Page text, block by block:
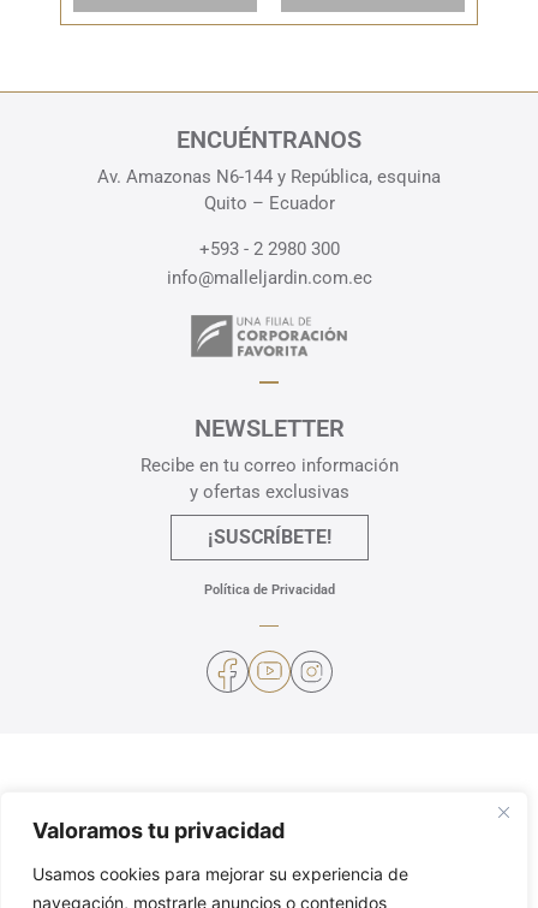
Valoramos tu privacidad
Usamos cookies para mejorar su experiencia de
navegación, mostrarle anuncios o contenidos
ENCUÉNTRANOS
Av. Amazonas N6-144 y República, esquina
Quito – Ecuador
+593 - 2 2980 300
info@malleljardin.com.ec
NEWSLETTER
Recibe en tu correo información
y ofertas exclusivas
¡SUSCRÍBETE!
Política de Privacidad